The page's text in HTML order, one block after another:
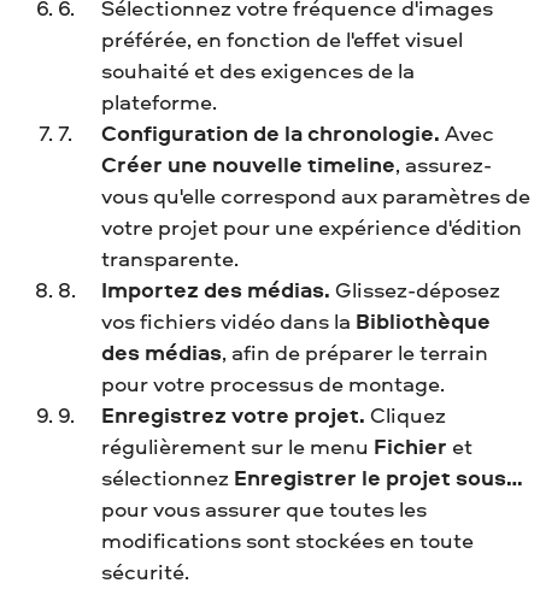
Sélectionnez votre fréquence d'images
préférée, en fonction de l'effet visuel
souhaité et des exigences de la
plateforme.
Configuration de la chronologie. Avec
Créer une nouvelle timeline, assurez-
vous qu'elle correspond aux paramètres de
votre projet pour une expérience d'édition
transparente.
Importez des médias. Glissez-déposez
vos fichiers vidéo dans la Bibliothèque
des médias, afin de préparer le terrain
pour votre processus de montage.
Enregistrez votre projet. Cliquez
régulièrement sur le menu Fichier et
sélectionnez Enregistrer le projet sous…
pour vous assurer que toutes les
modifications sont stockées en toute
sécurité.